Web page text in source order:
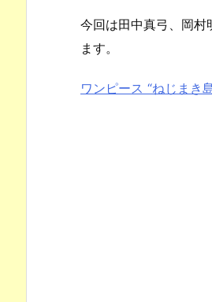
今回は田中真弓、岡
ます。
ワンピース “ねじまき